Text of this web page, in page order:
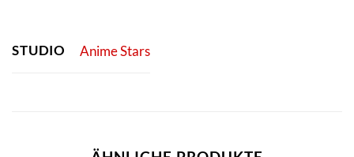
STUDIO Anime Stars